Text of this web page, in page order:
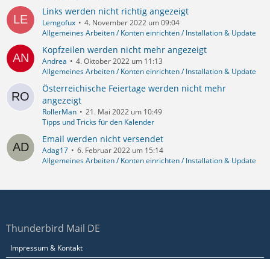
Links werden nicht richtig angezeigt
Lemgofux
4. November 2022 um 09:04
Allgemeines Arbeiten / Konten einrichten / Installation & Update
Kopfzeilen werden nicht mehr angezeigt
Andrea
4. Oktober 2022 um 11:13
Allgemeines Arbeiten / Konten einrichten / Installation & Update
Österreichische Feiertage werden nicht mehr
angezeigt
RollerMan
21. Mai 2022 um 10:49
Tipps und Tricks für den Kalender
Email werden nicht versendet
Adag17
6. Februar 2022 um 15:14
Allgemeines Arbeiten / Konten einrichten / Installation & Update
Thunderbird Mail DE
Impressum & Kontakt